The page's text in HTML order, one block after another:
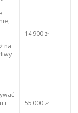
na
14 900 zł
i
55 000 zł